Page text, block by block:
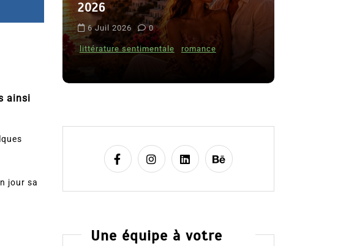
ainsi
jour sa
2026
6 Juil 2026 0
littérature sentimentale romance
Une équipe à votre